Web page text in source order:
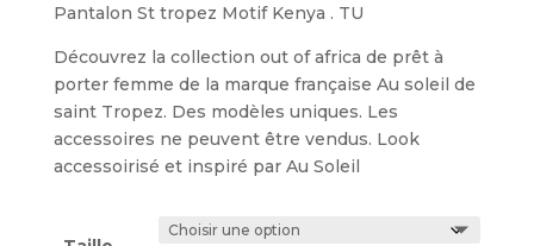
Pantalon St tropez Motif Kenya . TU
Découvrez la collection out of africa de prêt à
porter femme de la marque française Au soleil de
saint Tropez. Des modèles uniques. Les
accessoires ne peuvent être vendus. Look
accessoirisé et inspiré par Au Soleil